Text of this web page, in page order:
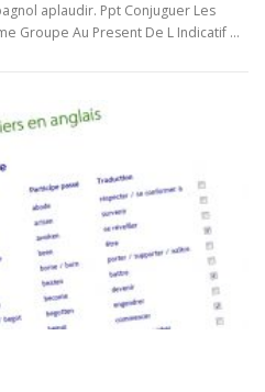
aplaudir. Ppt Conjuguer Les
Groupe Au Present De L Indicatif …